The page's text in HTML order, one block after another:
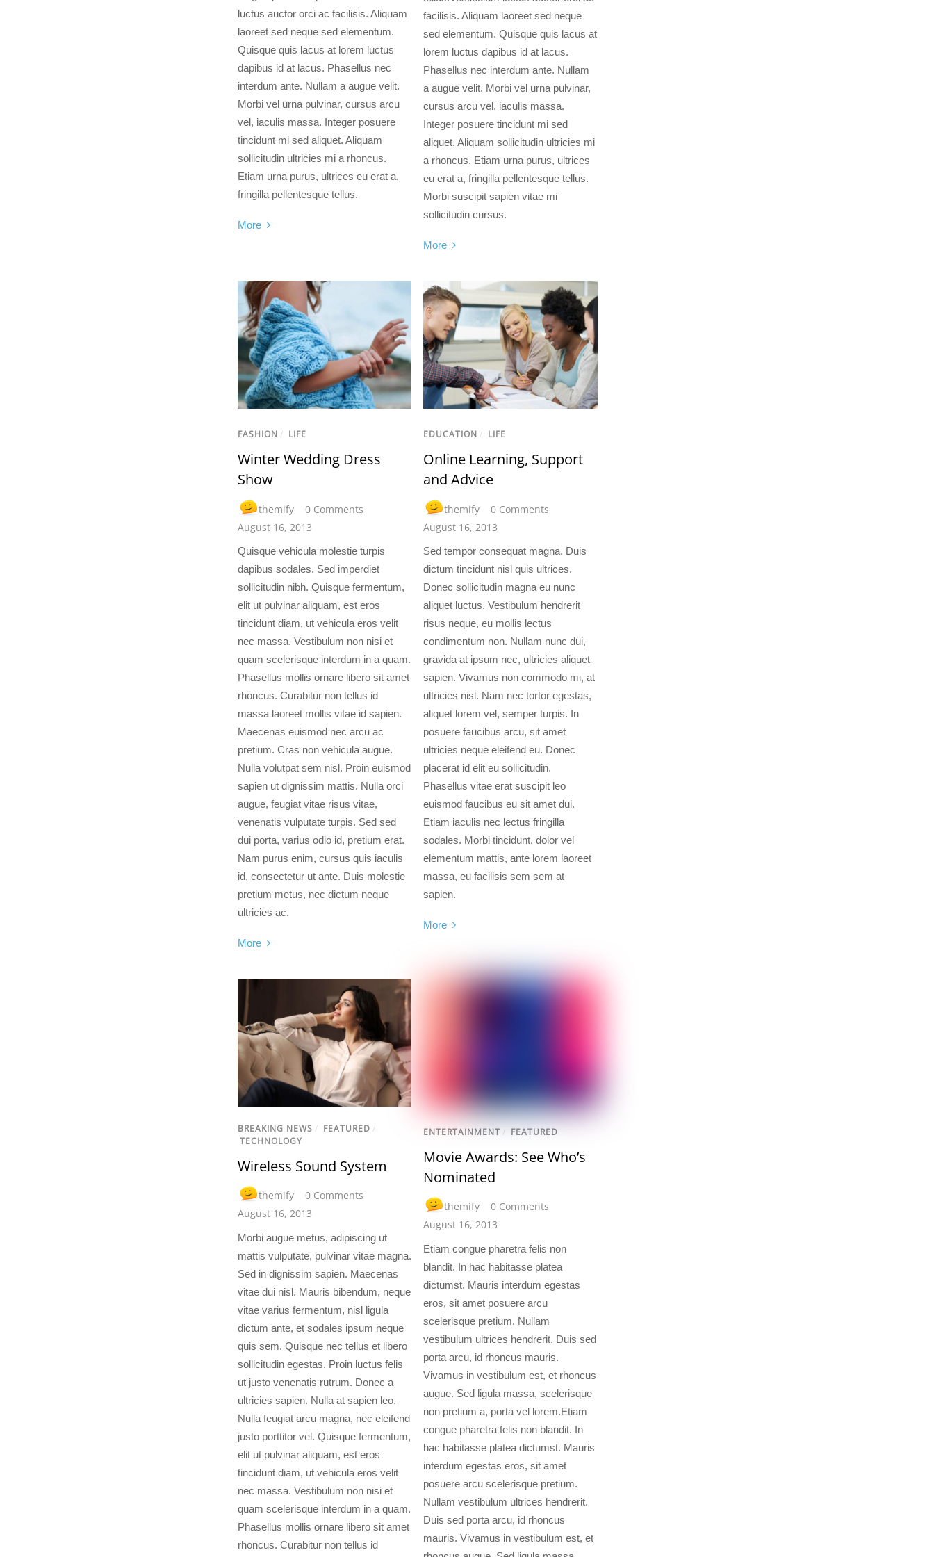
luctus auctor orci ac facilisis. Aliquam
laoreet sed neque sed elementum.
Quisque quis lacus at lorem luctus
dapibus id at lacus. Phasellus nec
interdum ante. Nullam a augue velit.
Morbi vel urna pulvinar, cursus arcu
vel, iaculis massa. Integer posuere
tincidunt mi sed aliquet. Aliquam
sollicitudin ultricies mi a rhoncus.
Etiam urna purus, ultrices eu erat a,
fringilla pellentesque tellus.
More
facilisis. Aliquam laoreet sed neque
sed elementum. Quisque quis lacus at
lorem luctus dapibus id at lacus.
Phasellus nec interdum ante. Nullam
a augue velit. Morbi vel urna pulvinar,
cursus arcu vel, iaculis massa.
Integer posuere tincidunt mi sed
aliquet. Aliquam sollicitudin ultricies mi
a rhoncus. Etiam urna purus, ultrices
eu erat a, fringilla pellentesque tellus.
Morbi suscipit sapien vitae mi
sollicitudin cursus.
More
FASHION / LIFE
Winter Wedding Dress
Show
themify
0 Comments
August 16, 2013
Quisque vehicula molestie turpis
dapibus sodales. Sed imperdiet
sollicitudin nibh. Quisque fermentum,
elit ut pulvinar aliquam, est eros
tincidunt diam, ut vehicula eros velit
nec massa. Vestibulum non nisi et
quam scelerisque interdum in a quam.
Phasellus mollis ornare libero sit amet
rhoncus. Curabitur non tellus id
massa laoreet mollis vitae id sapien.
Maecenas euismod nec arcu ac
pretium. Cras non vehicula augue.
Nulla volutpat sem nisl. Proin euismod
sapien ut dignissim mattis. Nulla orci
augue, feugiat vitae risus vitae,
venenatis vulputate turpis. Sed sed
dui porta, varius odio id, pretium erat.
Nam purus enim, cursus quis iaculis
id, consectetur ut ante. Duis molestie
pretium metus, nec dictum neque
ultricies ac.
More
EDUCATION / LIFE
Online Learning, Support
and Advice
themify
0 Comments
August 16, 2013
Sed tempor consequat magna. Duis
dictum tincidunt nisl quis ultrices.
Donec sollicitudin magna eu nunc
aliquet luctus. Vestibulum hendrerit
risus neque, eu mollis lectus
condimentum non. Nullam nunc dui,
gravida at ipsum nec, ultricies aliquet
sapien. Vivamus non commodo mi, at
ultricies nisl. Nam nec tortor egestas,
aliquet lorem vel, semper turpis. In
posuere faucibus arcu, sit amet
ultricies neque eleifend eu. Donec
placerat id elit eu sollicitudin.
Phasellus vitae erat suscipit leo
euismod faucibus eu sit amet dui.
Etiam iaculis nec lectus fringilla
sodales. Morbi tincidunt, dolor vel
elementum mattis, ante lorem laoreet
massa, eu facilisis sem sem at
sapien.
More
BREAKING NEWS / FEATURED /
TECHNOLOGY
Wireless Sound System
themify
0 Comments
August 16, 2013
Morbi augue metus, adipiscing ut
mattis vulputate, pulvinar vitae magna.
Sed in dignissim sapien. Maecenas
vitae dui nisl. Mauris bibendum, neque
vitae varius fermentum, nisl ligula
dictum ante, et sodales ipsum neque
quis sem. Quisque nec tellus et libero
sollicitudin egestas. Proin luctus felis
ut justo venenatis rutrum. Donec a
ultricies sapien. Nulla at sapien leo.
Nulla feugiat arcu magna, nec eleifend
justo porttitor vel. Quisque fermentum,
elit ut pulvinar aliquam, est eros
tincidunt diam, ut vehicula eros velit
nec massa. Vestibulum non nisi et
quam scelerisque interdum in a quam.
Phasellus mollis ornare libero sit amet
rhoncus. Curabitur non tellus id
ENTERTAINMENT / FEATURED
Movie Awards: See Who’s
Nominated
themify
0 Comments
August 16, 2013
Etiam congue pharetra felis non
blandit. In hac habitasse platea
dictumst. Mauris interdum egestas
eros, sit amet posuere arcu
scelerisque pretium. Nullam
vestibulum ultrices hendrerit. Duis sed
porta arcu, id rhoncus mauris.
Vivamus in vestibulum est, et rhoncus
augue. Sed ligula massa, scelerisque
non pretium a, porta vel lorem.Etiam
congue pharetra felis non blandit. In
hac habitasse platea dictumst. Mauris
interdum egestas eros, sit amet
posuere arcu scelerisque pretium.
Nullam vestibulum ultrices hendrerit.
Duis sed porta arcu, id rhoncus
mauris. Vivamus in vestibulum est, et